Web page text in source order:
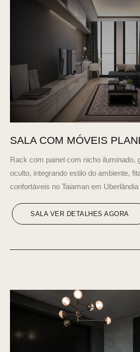
SALA COM MÓVEIS
Rack com painel com nicho iluminado,
oculto, integrando estilo do ambiente,
confortáveis no Taiaman em
SALA VER DETALHES AGORA